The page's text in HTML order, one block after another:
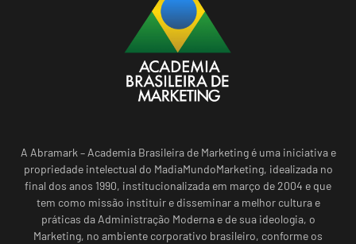
A Abramark – Academia Brasileira de Marketing é uma iniciativa e
propriedade intelectual do MadiaMundoMarketing, idealizada no
final dos anos 1990, institucionalizada em março de 2004 e que
tem como missão instituir e disseminar a melhor cultura e
práticas da Administração Moderna e de sua ideologia, o
Marketing, no ambiente corporativo brasileiro, conforme os